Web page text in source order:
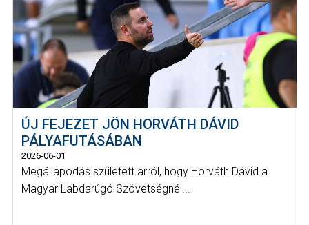
ÚJ FEJEZET JÖN HORVÁTH DÁVID
PÁLYAFUTÁSÁBAN
2026-06-01
Megállapodás született arról, hogy Horváth Dávid a
Magyar Labdarúgó Szövetségnél...